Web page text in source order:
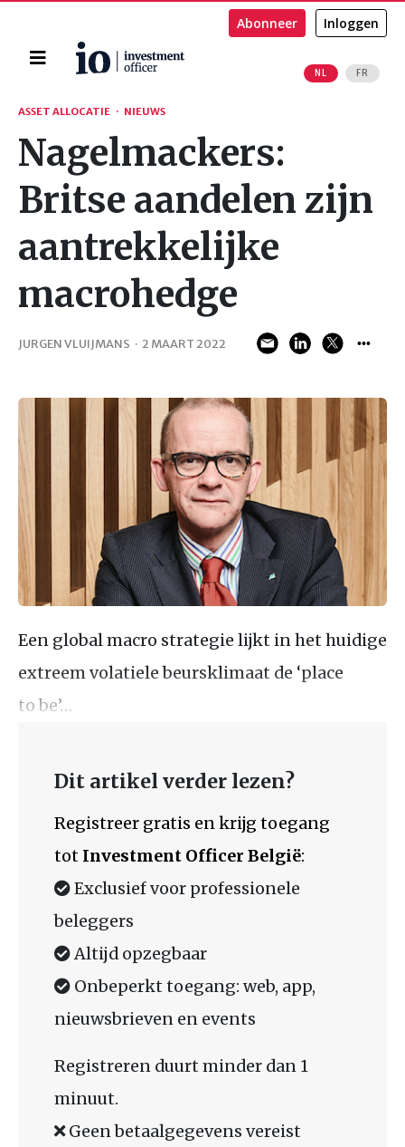
Home
NL FR
Abonneer Inloggen
Zoeken
ASSET ALLOCATIE · NIEUWS
Nagelmackers:
Britse aandelen zijn
aantrekkelijke
macrohedge
JURGEN VLUIJMANS · 2 MAART 2022
Een global macro strategie lijkt in het huidige
extreem volatiele beursklimaat de ‘place
to be’…
Dit artikel verder lezen?
Registreer gratis en krijg toegang
tot Investment Officer België:
Exclusief voor professionele
beleggers
Altijd opzegbaar
Onbeperkt toegang: web, app,
nieuwsbrieven en events
Registreren duurt minder dan 1
minuut.
Geen betaalgegevens vereist